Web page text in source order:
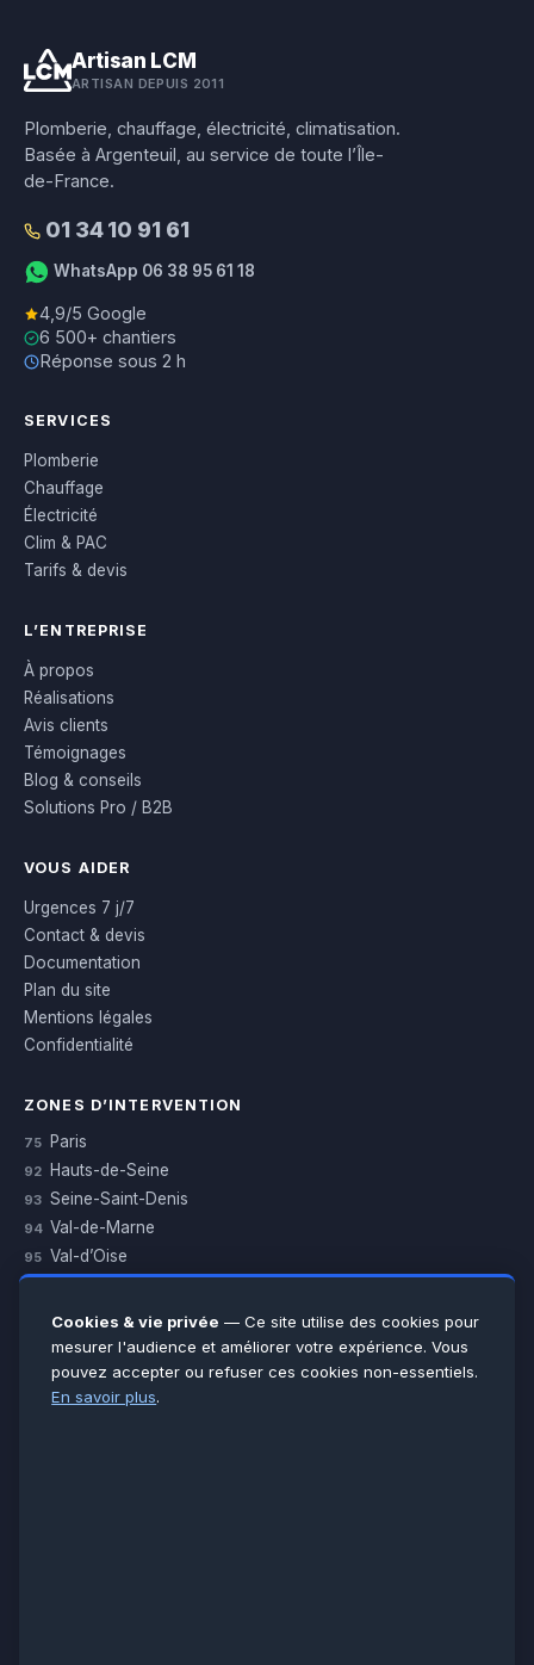
Artisan LCM
ARTISAN DEPUIS 2011
Plomberie, chauffage, électricité, climatisation.
Basée à Argenteuil, au service de toute l’Île-
de-France.
01 34 10 91 61
WhatsApp 06 38 95 61 18
4,9/5 Google
6 500+ chantiers
Réponse sous 2 h
SERVICES
Plomberie
Chauffage
Électricité
Clim & PAC
Tarifs & devis
L’ENTREPRISE
À propos
Réalisations
Avis clients
Témoignages
Blog & conseils
Solutions Pro / B2B
VOUS AIDER
Urgences 7 j/7
Contact & devis
Documentation
Plan du site
Mentions légales
Confidentialité
ZONES D’INTERVENTION
75 Paris
92 Hauts-de-Seine
93 Seine-Saint-Denis
94 Val-de-Marne
95 Val-d’Oise
Essonne
Seine-et-Marne
Voir toutes les villes →
Cookies & vie privée — Ce site utilise des cookies pour
mesurer l'audience et améliorer votre expérience. Vous
pouvez accepter ou refuser ces cookies non-essentiels.
En savoir plus.